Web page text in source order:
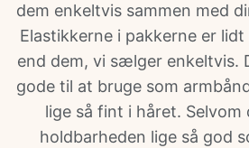
dem enkeltvis sammen med
Elastikkerne i pakkerne er
end dem, vi sælger enkeltvis.
gode til at bruge som
lige så fint i håret. Selvom
holdbarheden lige så god